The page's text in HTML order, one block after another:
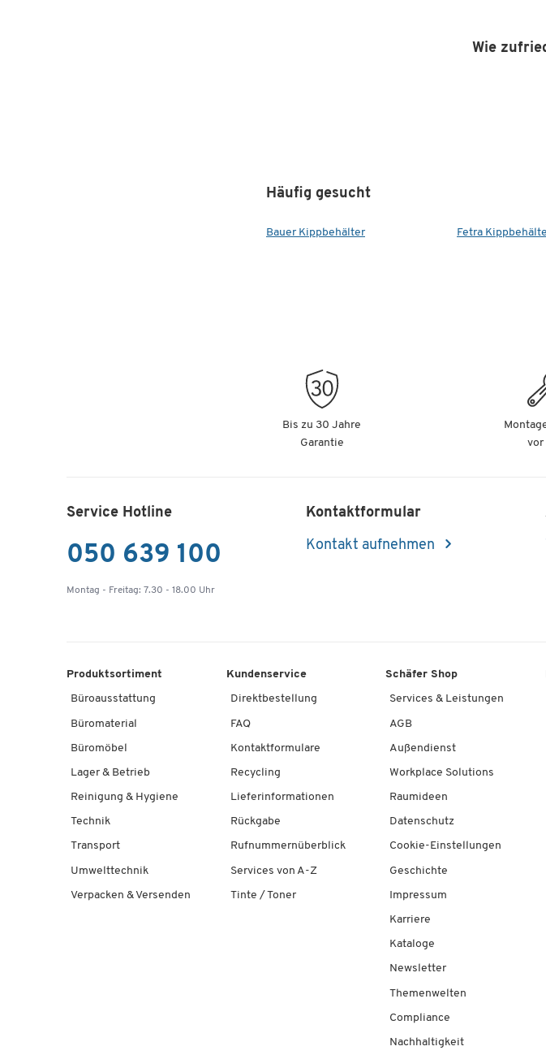
Wie
Häufig gesucht
Bauer Kippbehälter Fetra
Bis zu 30 Jahre
Garantie
vor
Service Hotline
050 639 100
Montag - Freitag: 7.30 - 18.00 Uhr
Kontaktformular
Kontakt aufnehmen
Produktsortiment
Büroausstattung
Büromaterial
Büromöbel
Lager & Betrieb
Reinigung & Hygiene
Technik
Transport
Umwelttechnik
Verpacken & Versenden
Kundenservice
Direktbestellung
FAQ
Kontaktformulare
Recycling
Lieferinformationen
Rückgabe
Rufnummernüberblick
Services von A-Z
Tinte / Toner
Schäfer Shop
Services & Leistungen
AGB
Außendienst
Workplace Solutions
Raumideen
Datenschutz
Cookie-Einstellungen
Geschichte
Impressum
Karriere
Kataloge
Newsletter
Themenwelten
Compliance
Nachhaltigkeit